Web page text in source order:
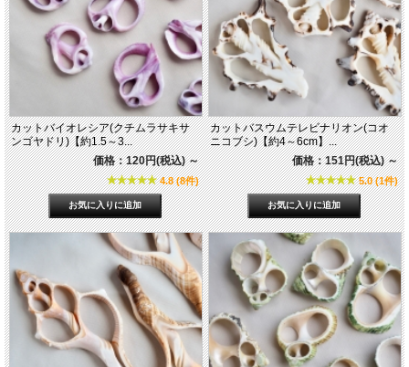
カットバイオレシア(クチムラサキサ
ンゴヤドリ)【約1.5～3...
価格：120円(税込)～
4.8 (8件)
カットバスウムテレビナリオン(コオ
ニコブシ)【約4～6cm】...
価格：151円(税込)～
5.0 (1件)